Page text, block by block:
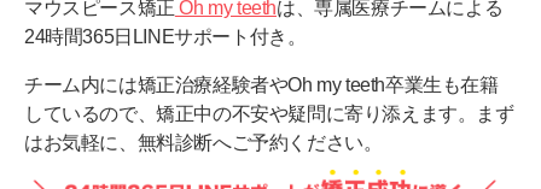
マウスピース矯正 Oh my teethは、専属医療チームによる
24時間365日LINEサポート付き。
チーム内には矯正治療経験者やOh my teeth卒業生も在籍
しているので、矯正中の不安や疑問に寄り添えます。まず
はお気軽に、無料診断へご予約ください。